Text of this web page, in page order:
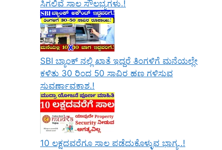
ಸಿಗಲಿವೆ ಸಾಲ ಸೌಲಭ್ಯಗಳು.!
SBI ಬ್ಯಾಂಕ್ ನಲ್ಲಿ ಖಾತೆ ಇದ್ದರೆ ತಿಂಗಳಿಗೆ ಮನೆಯಲ್ಲೇ
ಕಳಿತು 30 ರಿಂದ 50 ಸಾವಿರ ಹಣ ಗಳಿಸುವ
ಸುವರ್ಣಾವಕಾಶ.!
10 ಲಕ್ಷದವರೆಗೂ ಸಾಲ ಪಡೆದುಕೊಳ್ಳುವ ಭಾಗ್ಯ..!